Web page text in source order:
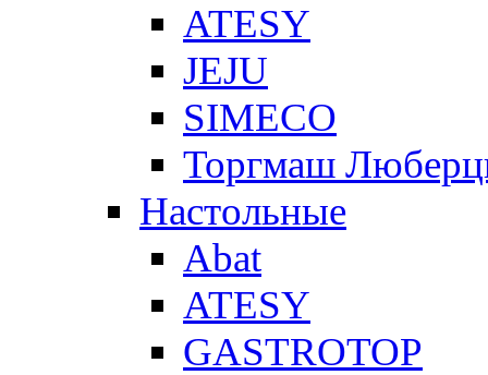
ATESY
JEJU
SIMECO
Торгмаш
Настольные
Abat
ATESY
GASTROTOP